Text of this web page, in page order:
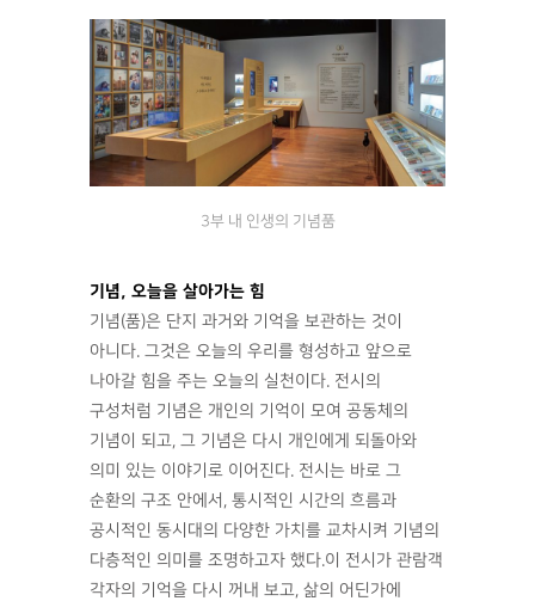
3부 내 인생의 기념품
기념, 오늘을 살아가는 힘
기념(품)은 단지 과거와 기억을 보관하는 것이
아니다. 그것은 오늘의 우리를 형성하고 앞으로
나아갈 힘을 주는 오늘의 실천이다. 전시의
구성처럼 기념은 개인의 기억이 모여 공동체의
기념이 되고, 그 기념은 다시 개인에게 되돌아와
의미 있는 이야기로 이어진다. 전시는 바로 그
순환의 구조 안에서, 통시적인 시간의 흐름과
공시적인 동시대의 다양한 가치를 교차시켜 기념의
다층적인 의미를 조명하고자 했다.이 전시가 관람객
각자의 기억을 다시 꺼내 보고, 삶의 어딘가에